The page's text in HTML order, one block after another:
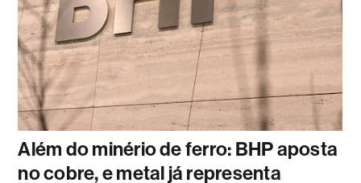
Além do minério de ferro: BHP aposta
no cobre, e metal já representa